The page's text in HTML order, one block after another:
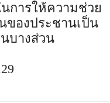
การให้ความช่วย
ของประชานเป็น
บางส่วน